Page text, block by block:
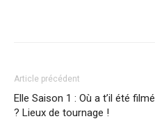
Article précédent
Elle Saison 1 : Où a t’il été filmé
? Lieux de tournage !